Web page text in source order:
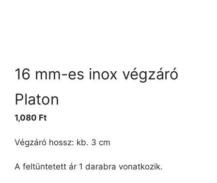
16 mm-es inox végzáró
Platon
1,080 Ft
Végzáró hossz: kb. 3 cm
A feltüntetett ár 1 darabra vonatkozik.